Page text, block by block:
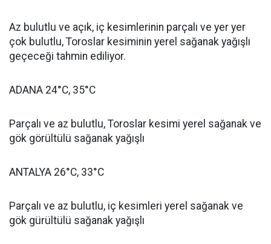
Az bulutlu ve açık, iç kesimlerinin parçalı ve yer yer
çok bulutlu, Toroslar kesiminin yerel sağanak yağışlı
geçeceği tahmin ediliyor.
ADANA 24°C, 35°C
Parçalı ve az bulutlu, Toroslar kesimi yerel sağanak ve
gök görültülü sağanak yağışlı
ANTALYA 26°C, 33°C
Parçalı ve az bulutlu, iç kesimleri yerel sağanak ve
gök gürültülü sağanak yağışlı